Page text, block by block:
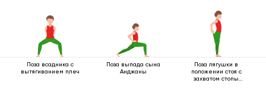
Поза всадника с
вытягиванием плеч
Поза выпада сына
Анджаны
Поза лягушки в
положении стоя с
захватом стопы